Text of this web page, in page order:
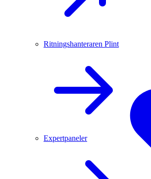
Ritningshanteraren Plint
Expertpaneler